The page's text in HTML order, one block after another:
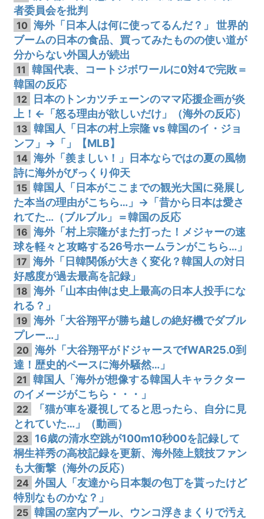
者委員会を批判
10 海外「日本人は何に使ってるんだ？」 世界的
ブームの日本の食品、買ってみたものの使い道が
分からない外国人が続出
11
韓国代表、コートジボワールに0対4で完敗＝
韓国の反応
12
日本のトンカツチェーンのママ応援企画が炎
上！←「怒る理由が欲しいだけ」（海外の反応）
13 韓国人「日本の村上宗隆 vs 韓国のイ・ジョ
ンフ」→「」【MLB】
14 海外「羨ましい！」日本ならではの夏の風物
詩に海外がびっくり仰天
15 韓国人「日本がここまでの観光大国に発展し
た本当の理由がこちら…」→「昔から日本は愛さ
れてた…（ブルブル」＝韓国の反応
16 海外「村上宗隆がまた打った！メジャーの速
球を軽々と攻略する26号ホームランがこちら…」
17 海外「日韓関係が大きく変化？韓国人の対日
好感度が過去最高を記録」
18 海外「山本由伸は史上最高の日本人投手にな
れる？」
19 海外「大谷翔平が勝ち越しの絶好機でダブル
プレー…」
20 海外「大谷翔平がドジャースでfWAR25.0到
達！歴史的ペースに海外騒然…」
21
韓国人「海外が想像する韓国人キャラクター
のイメージがこちら・・・」
22
「猫が車を凝視してると思ったら、自分に見
とれていた…」（動画）
23 16歳の清水空跳が100m10秒00を記録して
桐生祥秀の高校記録を更新、海外陸上競技ファン
も大衝撃（海外の反応）
24 外国人「友達から日本製の包丁を貰ったけど
特別なものかな？」
25 韓国の室内プール、ウンコ浮きまくりで汚え